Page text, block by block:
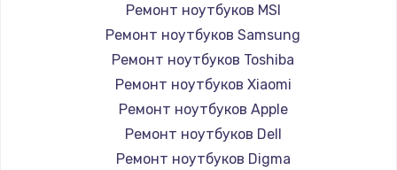
Ремонт ноутбуков MSI
Ремонт ноутбуков Samsung
Ремонт ноутбуков Toshiba
Ремонт ноутбуков Xiaomi
Ремонт ноутбуков Apple
Ремонт ноутбуков Dell
Ремонт ноутбуков Digma